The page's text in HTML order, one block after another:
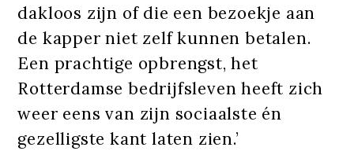
dakloos zijn of die een bezoekje aan
de kapper niet zelf kunnen betalen.
Een prachtige opbrengst, het
Rotterdamse bedrijfsleven heeft zich
weer eens van zijn sociaalste én
gezelligste kant laten zien.’